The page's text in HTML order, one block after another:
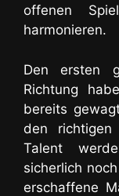
offenen
harmonieren.
Den ersten
Richtung
bereits
den richtigen
Talent
sicherlich
erschaffene